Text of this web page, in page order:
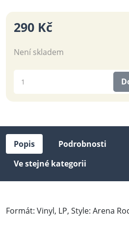
290 Kč
Není skladem
Popis
Podrobnosti
Ve stejné kategorii
Formát: Vinyl, LP, Style: Arena